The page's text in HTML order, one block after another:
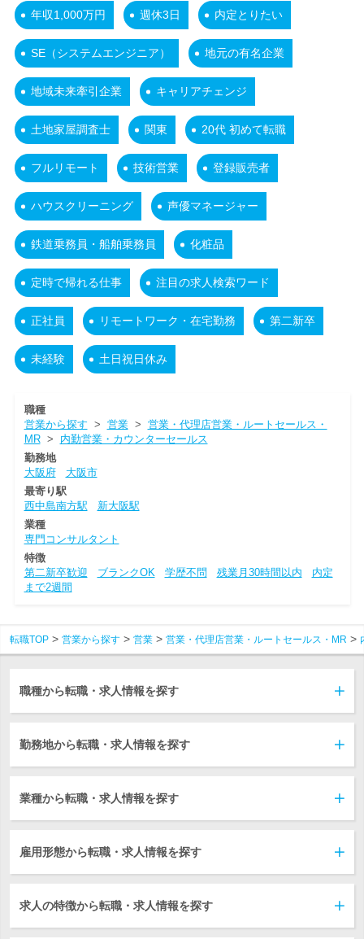
年収1,000万円 週休3日 内定とりたい
SE（システムエンジニア） 地元の有名企業
地域未来牽引企業 キャリアチェンジ
土地家屋調査士 関東 20代 初めて転職
フルリモート 技術営業 登録販売者
ハウスクリーニング 声優マネージャー
鉄道乗務員・船舶乗務員 化粧品
定時で帰れる仕事 注目の求人検索ワード
正社員 リモートワーク・在宅勤務 第二新卒
未経験 土日祝日休み
職種
営業から探す > 営業> 営業・代理店営業・ルートセールス・
MR> 内勤営業・カウンターセールス
勤務地
大阪府
大阪市
最寄り駅
西中島南方駅
新大阪駅
業種
専門コンサルタント
特徴
第二新卒歓迎
ブランクOK 学歴不問 残業月30時間以内
内定
まで2週間
転職TOP 営業から探す 営業 営業・代理店営業・ルートセールス・MR
職種から転職・求人情報を探す
勤務地から転職・求人情報を探す
業種から転職・求人情報を探す
雇用形態から転職・求人情報を探す
求人の特徴から転職・求人情報を探す